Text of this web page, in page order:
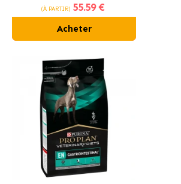
chiens de petite taille
(À PARTIR) 55.59 €
Acheter